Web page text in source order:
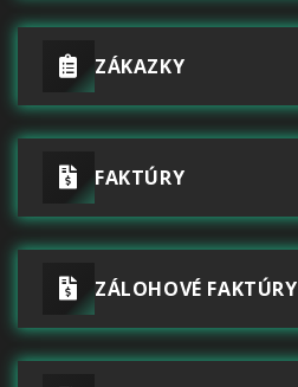
ZÁKAZKY
FAKTÚRY
ZÁLOHOVÉ FAKTÚRY